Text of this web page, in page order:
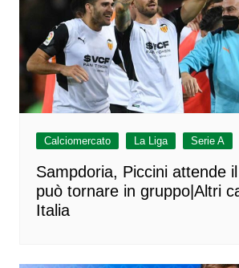
Calciomercato La Liga Serie A
Sampdoria, Piccini attende
può tornare in gruppo|Altri
Italia